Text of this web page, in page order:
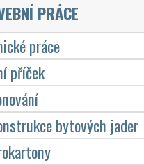
PRÁCE
práce
příček
bytových jader